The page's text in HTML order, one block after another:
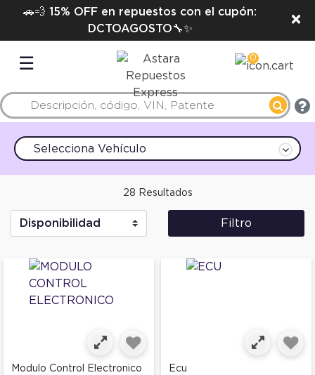
🚗💨 15% OFF en repuestos con el cupón:
DCTOAGOSTO🔧✨
×
☰ 0
Selecciona Vehículo
28 Resultados
Filtro
Modulo Control Electronico Ecu